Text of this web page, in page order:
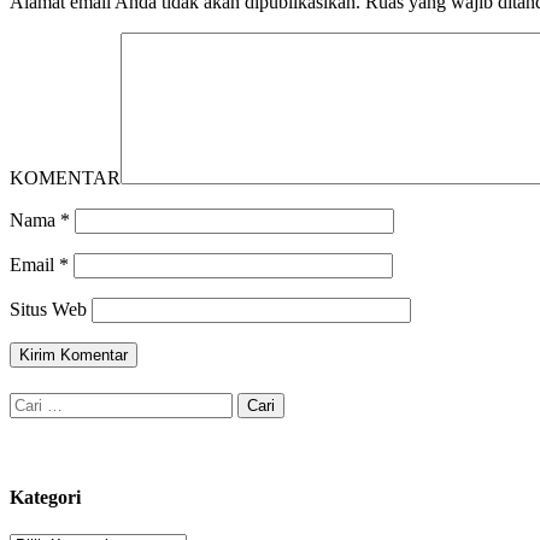
KOMENTAR
Nama *
Email *
Situs Web
Cari
untuk:
Kategori